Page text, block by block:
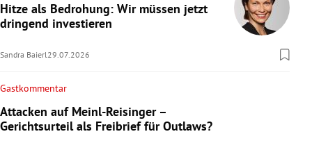
Hitze als Bedrohung: Wir müssen jetzt
dringend investieren
Sandra Baierl29.07.2026
Gastkommentar
Attacken auf Meinl-Reisinger –
Gerichtsurteil als Freibrief für Outlaws?